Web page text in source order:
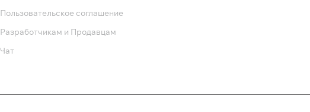
Пользовательское соглашение
Разработчикам и Продавцам
Чат